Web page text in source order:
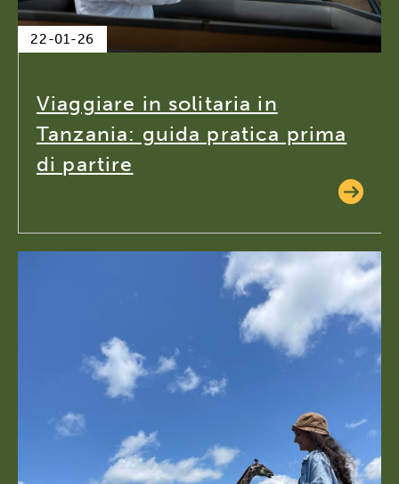
22-01-26
Viaggiare in solitaria in
Tanzania: guida pratica prima
di partire